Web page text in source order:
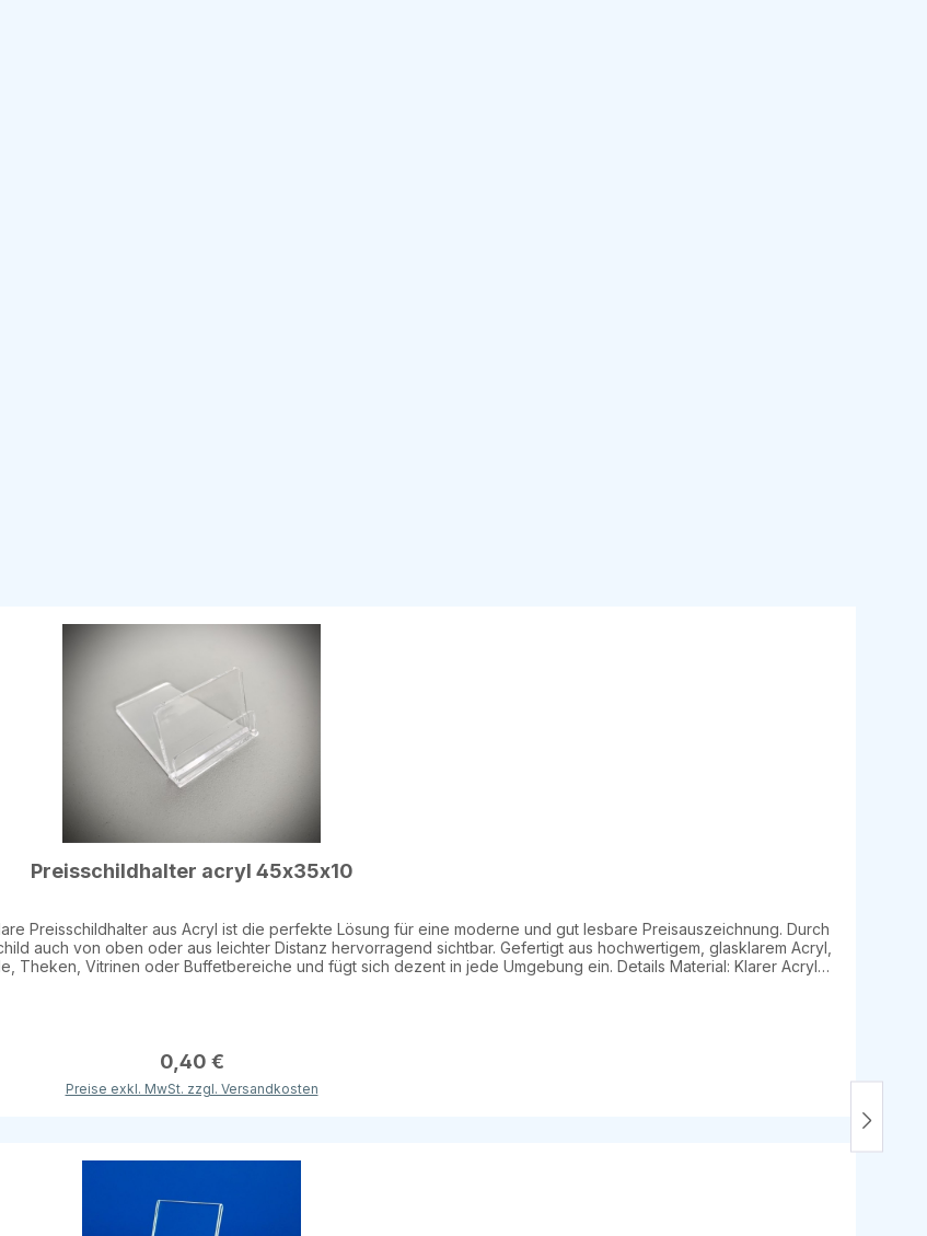
Preisschildhalter acryl 45x35x10
Preisschildhalter aus Acryl ist die perfekte Lösung für eine moderne und gut lesbare Preisauszeichnung. Durch
auch von oben oder aus leichter Distanz hervorragend sichtbar. Gefertigt aus hochwertigem, glasklarem Acryl,
Vitrinen oder Buffetbereiche und fügt sich dezent in jede Umgebung ein. Details Material: Klarer Acryl
0,40 €
Preise exkl. MwSt. zzgl. Versandkosten